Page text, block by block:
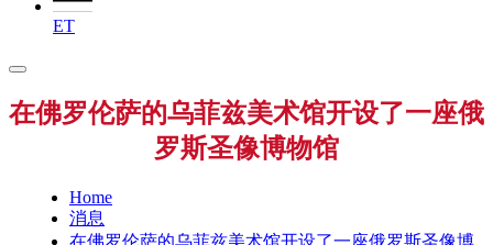
ET
在佛罗伦萨的乌菲兹美术馆开设了一座俄
罗斯圣像博物馆
Home
消息
在佛罗伦萨的乌菲兹美术馆开设了一座俄罗斯圣像博